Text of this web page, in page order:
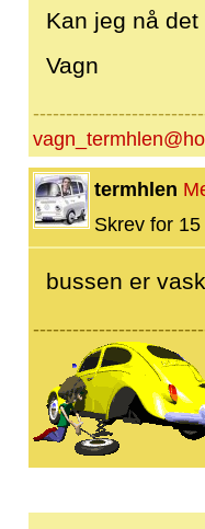
Kan jeg nå
Vagn
termhlen
Skrev for
bussen er